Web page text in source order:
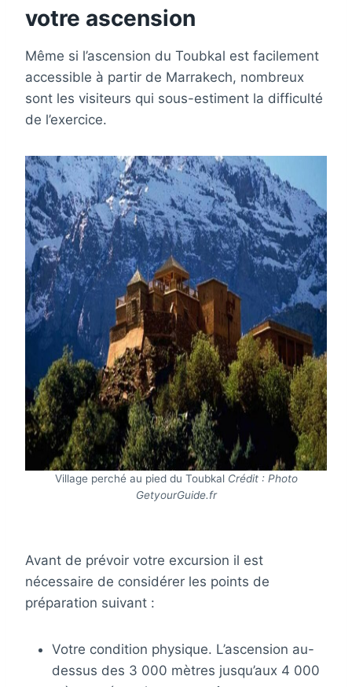
votre ascension
Même si l’ascension du Toubkal est facilement
accessible à partir de Marrakech, nombreux
sont les visiteurs qui sous-estiment la difficulté
de l’exercice.
Village perché au pied du Toubkal Crédit : Photo
GetyourGuide.fr
Avant de prévoir votre excursion il est
nécessaire de considérer les points de
préparation suivant :
Votre condition physique. L’ascension au-
dessus des 3 000 mètres jusqu’aux 4 000